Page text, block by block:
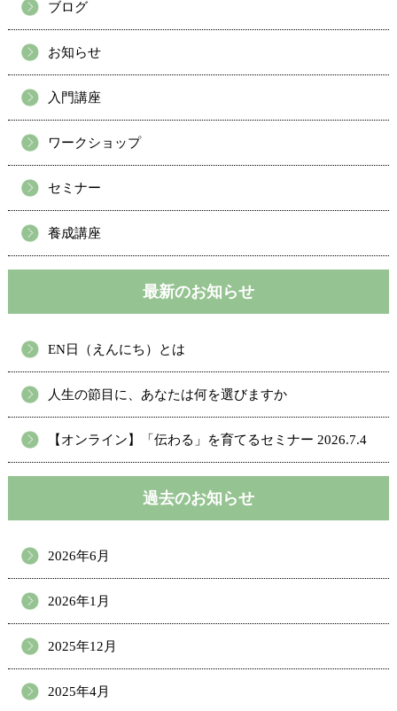
ブログ
お知らせ
入門講座
ワークショップ
セミナー
養成講座
最新のお知らせ
EN日（えんにち）とは
人生の節目に、あなたは何を選びますか
【オンライン】「伝わる」を育てるセミナー 2026.7.4
過去のお知らせ
2026年6月
2026年1月
2025年12月
2025年4月